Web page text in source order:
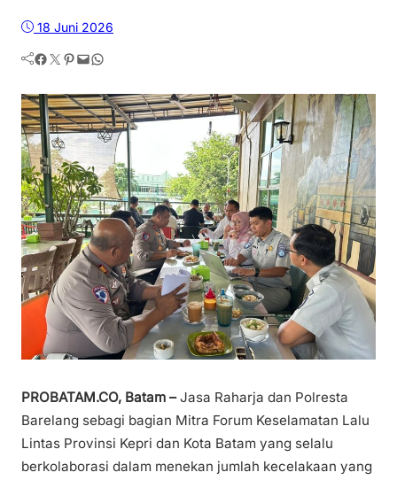
18 Juni 2026
Facebook Twitter Pinterest Mail WhatsApp
PROBATAM.CO, Batam –Jasa Raharja dan Polresta
Barelang sebagi bagian Mitra Forum Keselamatan Lalu
Lintas Provinsi Kepri dan Kota Batam yang selalu
berkolaborasi dalam menekan jumlah kecelakaan yang